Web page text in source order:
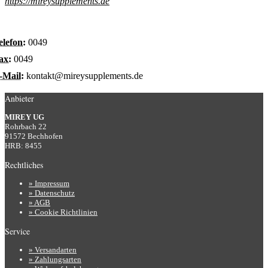
0049
0049
Mail: kontakt@mireysupplements.de
Anbieter
MIREY UG
Rohrbach 22
91572 Bechhofen
HRB: 8455
Rechtliches
» Impressum
» Datenschutz
» AGB
» Cookie Richtlinien
Service
» Versandarten
» Zahlungsarten